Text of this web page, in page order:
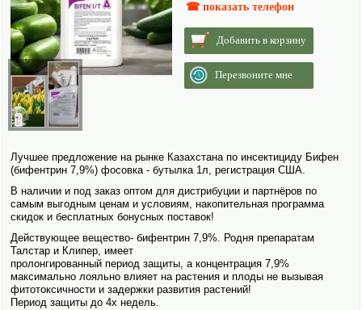
☎ показать телефон
Добавить в корзину
Перезвоните мне
Лучшее предложение на рынке Казахстана по инсектициду Бифен
(бифентрин 7,9%) фосовка - бутылка 1л, регистрация США.
В наличии и под заказ оптом для дистрибуции и партнёров по
самым выгодным ценам и условиям, накопительная программа
скидок и бесплатных бонусных поставок!
Действующее вещество- бифентрин 7,9%. Родня препаратам
Талстар и Клипер, имеет
пролонгированный период защиты, а концентрация 7,9%
максимально лояльно влияет на растения и плоды не вызывая
фитотоксичности и задержки развития растений!
Период защиты до 4х недель.